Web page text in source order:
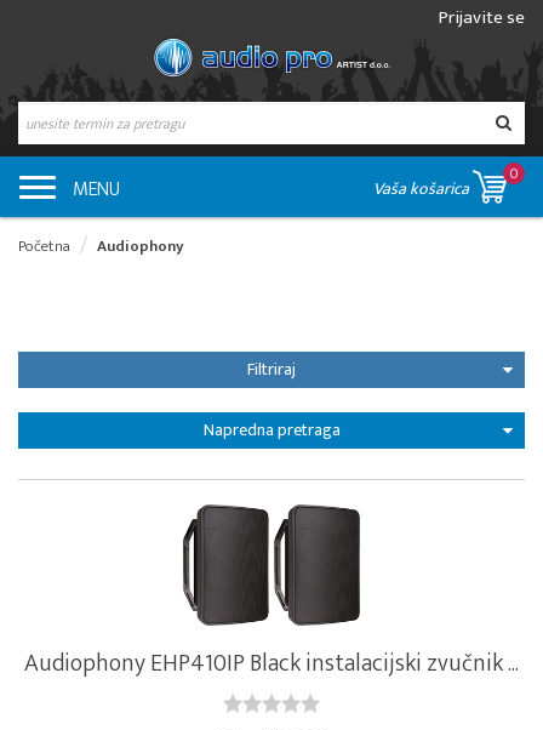
Prijavite se
MENU Vaša košarica
0
Početna Audiophony
Filtriraj
Napredna pretraga
Audiophony EHP410IP Black instalacijski zvučnik ...